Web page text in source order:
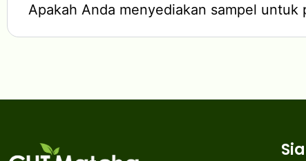
Apakah Anda menyediakan sampel untuk